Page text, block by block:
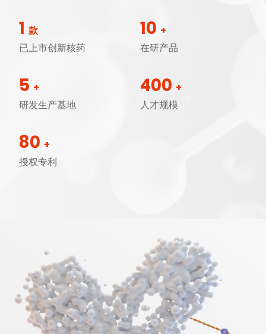
1 款
已上市创新核药
10 +
在研产品
5 +
研发生产基地
400 +
人才规模
80 +
授权专利